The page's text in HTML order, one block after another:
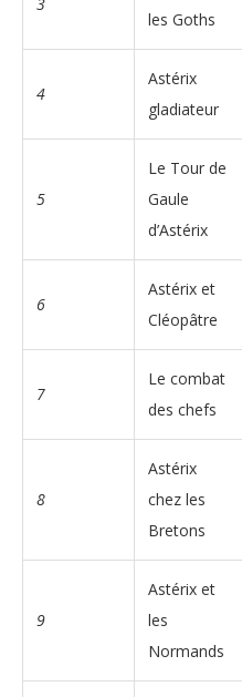
les Goths
4
Astérix
gladiateur
5
Le Tour de
Gaule
d’Astérix
6
Astérix et
Cléopâtre
7
Le combat
des chefs
8
Astérix
chez les
Bretons
9
Astérix et
les
Normands